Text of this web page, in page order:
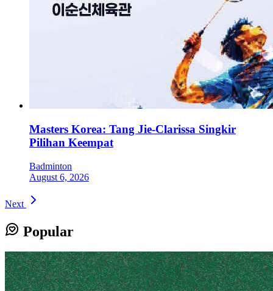
Masters Korea: Tang Jie-Clarissa Singkir
Pilihan Keempat
Badminton
August 6, 2026
Next
Popular